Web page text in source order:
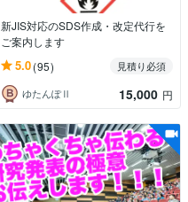
新JIS対応のSDS作成・改定代行を
ご案内します
5.0(95)
見積り必須
ゆたんぽⅡ
15,000 円